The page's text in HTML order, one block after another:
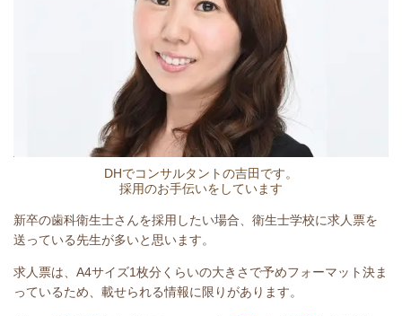
DHでコンサルタントの吉田です。
採用のお手伝いをしています
新卒の歯科衛生士さんを採用したい場合、衛生士学校に求人票を
送っている先生が多いと思います。
求人票は、A4サイズ1枚分くらいの大きさで予めフォーマット決ま
っているため、載せられる情報に限りがあります。